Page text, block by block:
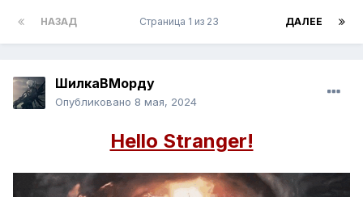
НАЗАД ДАЛЕЕ
Страница 1 из 23
ШилкаВМорду
Опубликовано 8 мая, 2024
Hello Stranger!